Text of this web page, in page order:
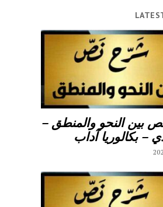
بين النحو والمنطق –
– بكالوريا آداب